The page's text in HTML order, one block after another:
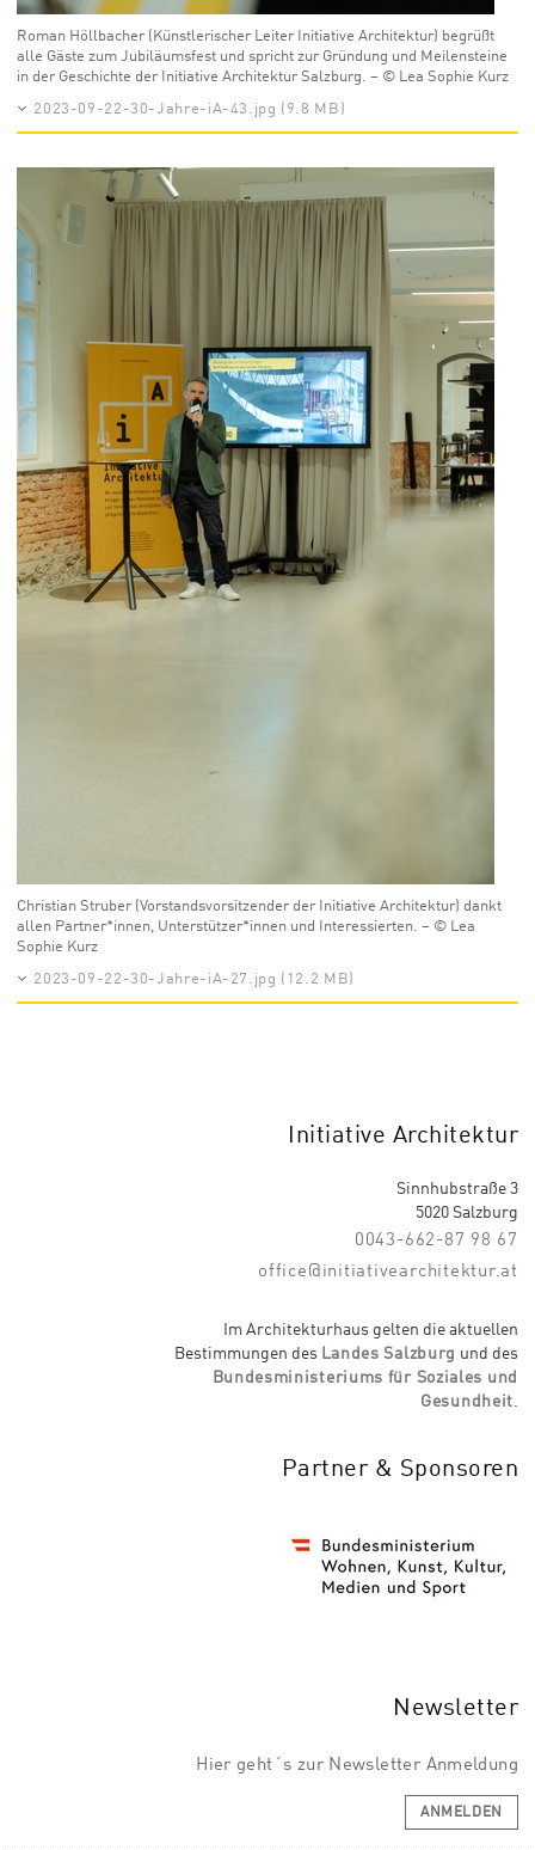
Roman Höllbacher (Künstlerischer Leiter Initiative Architektur) begrüßt
alle Gäste zum Jubiläumsfest und spricht zur Gründung und Meilensteine
in der Geschichte der Initiative Architektur Salzburg. – © Lea Sophie Kurz
2023-09-22-30-Jahre-iA-43.jpg (9.8 MB)
Christian Struber (Vorstandsvorsitzender der Initiative Architektur) dankt
allen Partner*innen, Unterstützer*innen und Interessierten. – © Lea
Sophie Kurz
2023-09-22-30-Jahre-iA-27.jpg (12.2 MB)
Initiative Architektur
Sinnhubstraße 3
5020 Salzburg
0043-662-87 98 67
office@initiativearchitektur.at
Im Architekturhaus gelten die aktuellen
Bestimmungen des Landes Salzburg und des
Bundesministeriums für Soziales und
Gesundheit.
Partner & Sponsoren
Newsletter
Hier geht´s zur Newsletter Anmeldung
ANMELDEN